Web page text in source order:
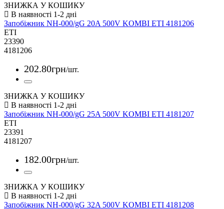
ЗНИЖКА У КОШИКУ
Запобіжник NH-000/gG 20A 500V KOMBI ETI 4181206
ETI
23390
4181206
202.80грн/шт.
ЗНИЖКА У КОШИКУ
Запобіжник NH-000/gG 25A 500V KOMBI ETI 4181207
ETI
23391
4181207
182.00грн/шт.
ЗНИЖКА У КОШИКУ
Запобіжник NH-000/gG 32A 500V KOMBI ETI 4181208